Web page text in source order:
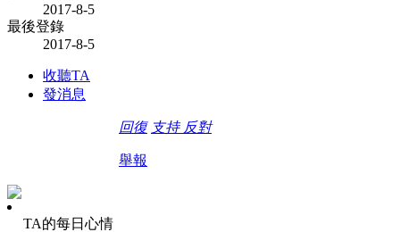
2017-8-5
最後登錄
2017-8-5
收聽TA
發消息
回復 支持 反對
舉報
TA的每日心情